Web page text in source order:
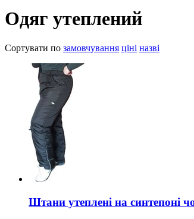
Одяг утеплений
Сортувати по замовчування ціні назві
Штани утеплені на синтепоні